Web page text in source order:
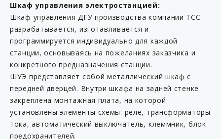
Шкаф управления электростанцией:
Шкаф управления ДГУ производства компании ТСС
разрабатывается, изготавливается и
программируется индивидуально для каждой
станции, основываясь на пожеланиях заказчика и
конкретного предназначения станции.
ШУЭ представляет собой металлический шкаф с
передней дверцей. Внутри шкафа на задней стенке
закреплена монтажная плата, на которой
установлены элементы схемы: реле, трансформаторы
тока, автоматический выключатель, клеммник, блок
предохранителей.